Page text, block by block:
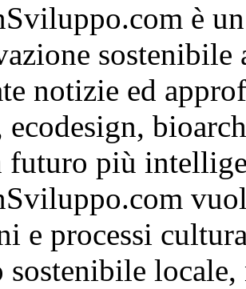
è
sostenibile
notizie ed
ecodesign,
futuro più
e processi
locale,